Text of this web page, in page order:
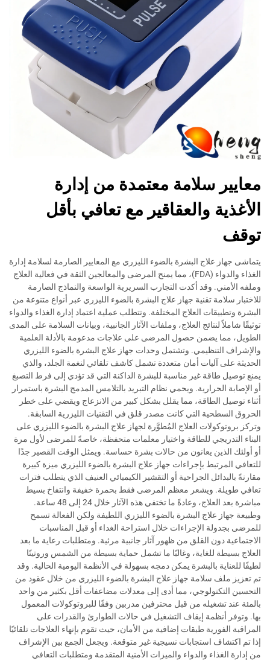
معايير سلامة معتمدة من إدارة
الأغذية والعقاقير مع تعافي بأقل
توقف
يتماشى جهاز علاج البشرة بالضوء الليزري مع المعايير الصارمة لسلامة إدارة
الغذاء والدواء (FDA)، مما يمنح المرضى والمعالجين الثقة في فعالية العلاج
وملفه الأمني. وقد أكدت التجارب السريرية الواسعة والنماذج الصارمة
للاختبار سلامة تقنية جهاز علاج البشرة بالضوء الليزري عبر أنواع متنوعة من
البشرة وتطبيقات العلاج المختلفة. وتتطلب عملية اعتماد إدارة الغذاء والدواء
توثيقًا شاملاً لنتائج العلاج، وملفات الآثار الجانبية، وبيانات السلامة على المدى
الطويل، مما يضمن حصول المرضى على علاجات مدعومة بالأدلة العلمية
والإشراف التنظيمي. وتشتمل وحدات جهاز علاج البشرة بالضوء الليزري
الحديثة على آليات أمان متعددة تشمل كاشف تلقائي لنغمة الجلد، والذي
يمنع توصيل طاقة غير مناسبة للبشرة الداكنة التي قد تؤدي إلى فرط التصبغ
أو الإصابة الحرارية. ويحمي نظام التبريد بالتلامس المدمج البشرة باستمرار
أثناء توصيل الطاقة، مما يقلل بشكل كبير من الانزعاج ويقضي على خطر
الحروق السطحية التي كانت مصدر قلق في التقنيات الليزرية السابقة.
وتركز بروتوكولات العلاج المُطوَّرة لجهاز علاج البشرة بالضوء الليزري على
البناء التدريجي للطاقة واختيار معلمات متحفظة، خاصةً للمرضى لأول مرة
أو أولئك الذين يعانون من حالات بشرة حساسة. ويمثل الوقت القصير جدًا
للتعافي المرتبط بإجراءات جهاز علاج البشرة بالضوء الليزري ميزة كبيرة
مقارنةً بالبدائل الجراحية أو التقشير الكيميائي العنيف الذي يتطلب فترات
تعافي طويلة. ويشعر معظم المرضى فقط بحمرة خفيفة وانتفاخ بسيط
مباشرة بعد العلاج، وعادةً ما تختفي هذه الآثار خلال 24 إلى 48 ساعة.
وطبيعة جهاز علاج البشرة بالضوء الليزري اللطيفة ولكن الفعالة تسمح
للمرضى بجدولة الإجراءات خلال استراحة الغداء أو قبل المناسبات
الاجتماعية دون القلق من ظهور آثار جانبية مرئية. ومتطلبات رعاية ما بعد
العلاج بسيطة للغاية، وغالبًا ما تشمل حماية بسيطة من الشمس وروتينًا
لطيفًا للعناية بالبشرة يمكن دمجه بسهولة في الأنظمة اليومية الحالية. وقد
تم تعزيز ملف سلامة جهاز علاج البشرة بالضوء الليزري من خلال عقود من
التحسين التكنولوجي، مما أدى إلى معدلات مضاعفات أقل بكثير من واحد
بالمئة عند تشغيله من قبل محترفين مدربين وفقًا للبروتوكولات المعمول
بها. وتوفر أنظمة إيقاف التشغيل في حالات الطوارئ والقدرات على
المراقبة الفورية طبقات إضافية من الأمان، حيث تقوم بإنهاء العلاجات تلقائيًا
إذا تم اكتشاف استجابات نسيجية غير متوقعة. ويجعل الجمع بين الإشراف
من إدارة الغذاء والدواء والميزات الأمنية المتقدمة ومتطلبات التعافي